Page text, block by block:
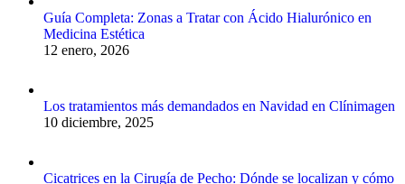
Guía Completa: Zonas a Tratar con Ácido Hialurónico en
Medicina Estética
12 enero, 2026
Los tratamientos más demandados en Navidad en Clínimagen
10 diciembre, 2025
Cicatrices en la Cirugía de Pecho: Dónde se localizan y cómo